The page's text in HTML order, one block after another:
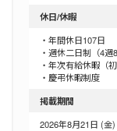
休日/休暇
・年間休日107日
・週休二日制（4週8
・年次有給休暇（
・慶弔休暇制度
掲載期間
2026年8月21日 (金